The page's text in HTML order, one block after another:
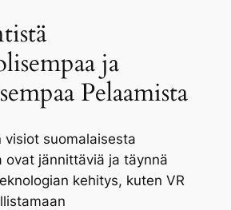
ja
Pelaamista
visiot suomalaisesta
ovat jännittäviä ja täynnä
kehitys, kuten VR